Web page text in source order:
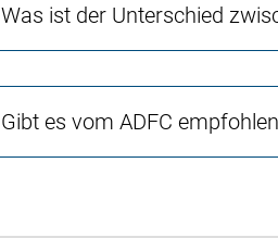
Was ist der Unterschied
Gibt es vom ADFC